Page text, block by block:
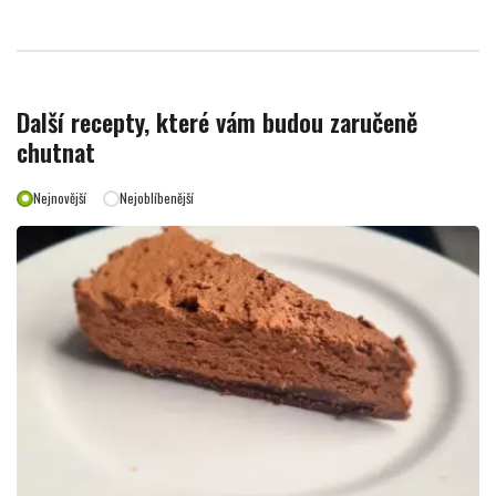
Další recepty, které vám budou zaručeně
chutnat
Nejnovější Nejoblíbenější